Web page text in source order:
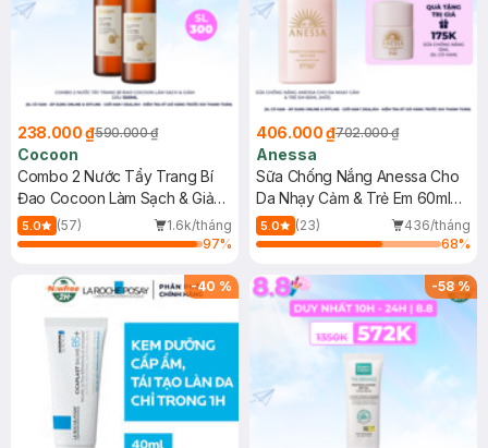
238.000 ₫590.000 ₫
Cocoon
Combo 2 Nước Tẩy Trang Bí
Đao Cocoon Làm Sạch & Giảm
Dầu 500ml
5.0 (57)
1.6k/tháng
97%
406.000 ₫702.000 ₫
Anessa
Sữa Chống Nắng Anessa Cho
Da Nhạy Cảm & Trẻ Em 60ml
(Mới)
5.0 (23)
436/tháng
68%
-40 % -58%